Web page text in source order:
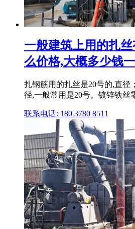
一般建筑上用的扎
么价格,大概多少钱
扎钢筋用的扎丝是20号的,直径
径,一般常用是20号。镀锌铁丝
联系电话: 180 3780 8511